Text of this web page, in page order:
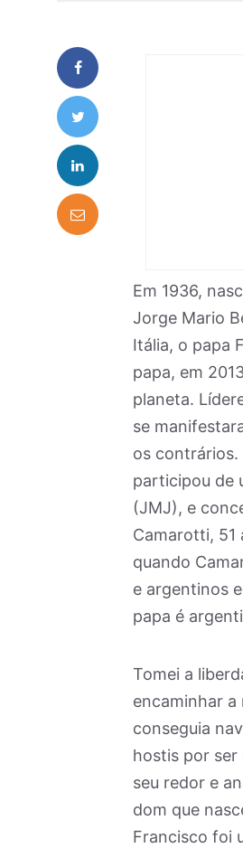
Em 1936,
Jorge Mario
Itália, o papa
papa, em
planeta.
se
os contrários.
participou de
(JMJ), e
Camarotti, 51
quando
e argentinos
papa é
Tomei a
encaminhar a
conseguia
hostis por ser
seu redor e
dom que
Francisco foi